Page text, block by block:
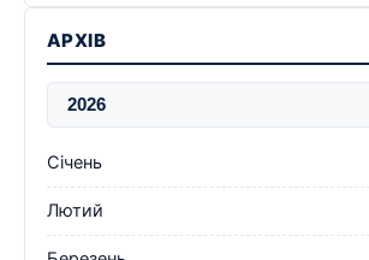
АРХІВ
Січень
Лютий